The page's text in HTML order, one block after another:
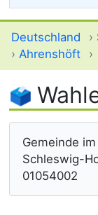
Deutschland ›
› Ahrenshöft ›
Gemeinde
Schleswig-
01054002